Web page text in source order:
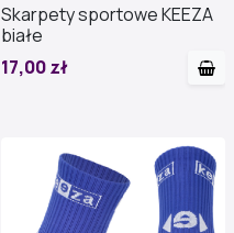
Skarpety sportowe KEEZA
białe
17,00 zł